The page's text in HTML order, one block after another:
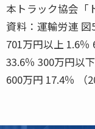
本トラック協会「
資料：運輸労連
701万円以上 1.6％
33.6％ 300万円以
600万円 17.4％ （